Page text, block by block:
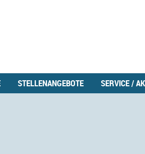
STELLENANGEBOTE SERVICE /